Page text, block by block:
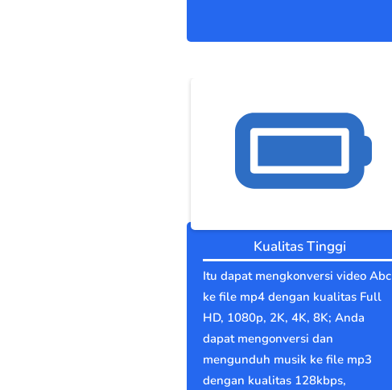
Kualitas Tinggi
Itu dapat mengkonversi video Abc
ke file mp4 dengan kualitas Full
HD, 1080p, 2K, 4K, 8K; Anda
dapat mengonversi dan
mengunduh musik ke file mp3
dengan kualitas 128kbps,